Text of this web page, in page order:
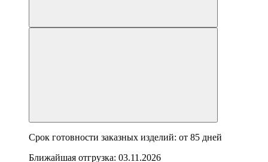
Срок готовности заказных изделий: от 85 дней
Ближайшая отгрузка: 03.11.2026